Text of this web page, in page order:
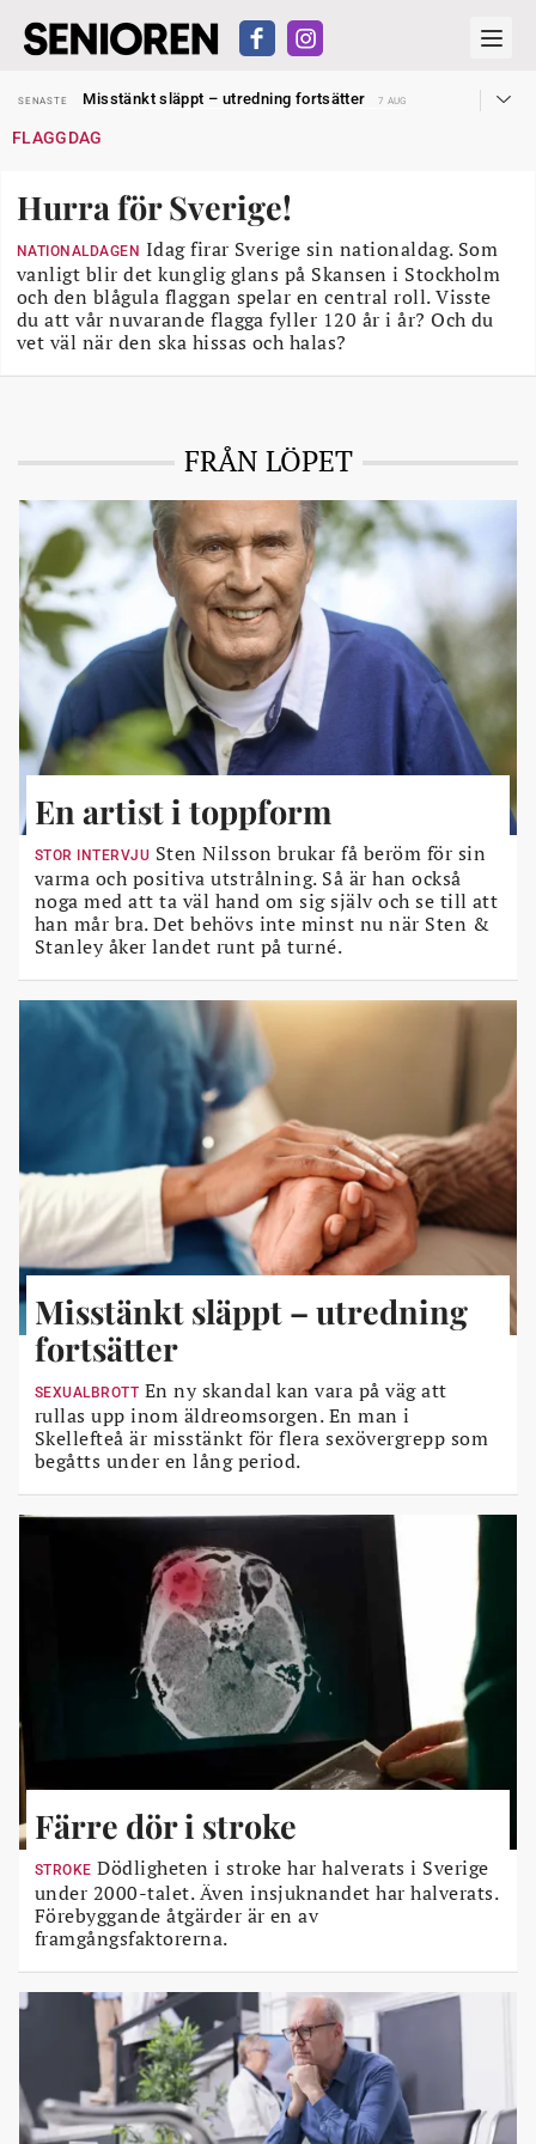
SENASTE
Misstänkt släppt – utredning fortsätter
7 AUG
SENASTE
Kravet: Nu måste 65-årsgränsen bort
SENASTE
Hyror rusar ifrån äldres bostadstillägg
SENASTE
Liten höjning av garantipensionen
SENASTE
Misstänkt släppt – utredning fortsätter
FLAGGDAG
Hurra för Sverige!
NATIONALDAGEN Idag firar Sverige sin nationaldag. Som
vanligt blir det kunglig glans på Skansen i Stockholm
och den blågula flaggan spelar en central roll. Visste
du att vår nuvarande flagga fyller 120 år i år? Och du
vet väl när den ska hissas och halas?
FRÅN LÖPET
En artist i toppform
STOR INTERVJU Sten Nilsson brukar få beröm för sin
varma och positiva utstrålning. Så är han också
noga med att ta väl hand om sig själv och se till att
han mår bra. Det behövs inte minst nu när Sten &
Stanley åker landet runt på turné.
Misstänkt släppt – utredning
fortsätter
SEXUALBROTT En ny skandal kan vara på väg att
rullas upp inom äldreomsorgen. En man i
Skellefteå är misstänkt för flera sexövergrepp som
begåtts under en lång period.
Färre dör i stroke
STROKE Dödligheten i stroke har halverats i Sverige
under 2000-talet. Även insjuknandet har halverats.
Förebyggande åtgärder är en av
framgångsfaktorerna.